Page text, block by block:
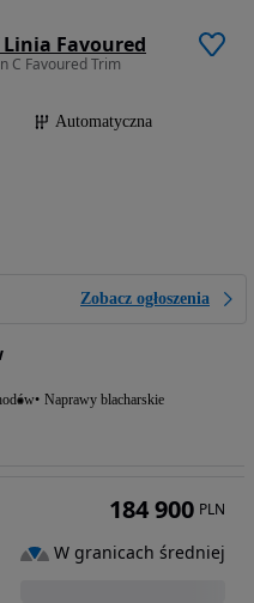
Favoured
C Favoured Trim
Automatyczna
Zobacz ogłoszenia
Naprawy blacharskie
184 900 PLN
W granicach średniej